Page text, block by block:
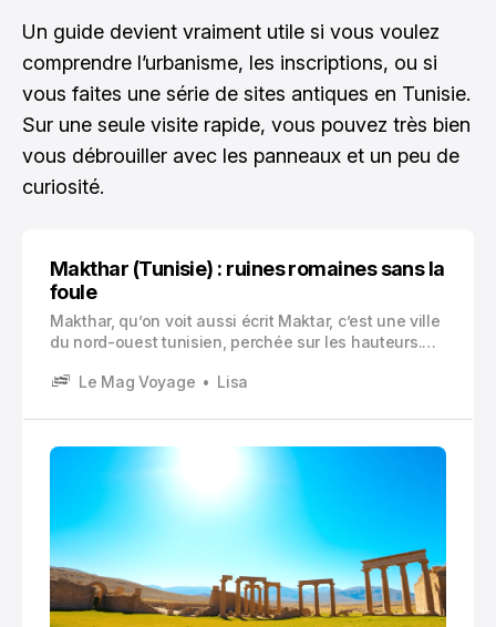
Un guide devient vraiment utile si vous voulez
comprendre l’urbanisme, les inscriptions, ou si
vous faites une série de sites antiques en Tunisie.
Sur une seule visite rapide, vous pouvez très bien
vous débrouiller avec les panneaux et un peu de
curiosité.
Makthar (Tunisie) : ruines romaines sans la
foule
Makthar, qu’on voit aussi écrit Maktar, c’est une ville
du nord-ouest tunisien, perchée sur les hauteurs.
la côte. Moins de bruit, plus de vent, une lumière
Le Mag Voyage Lisa